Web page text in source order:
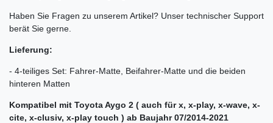
Haben Sie Fragen zu unserem Artikel? Unser technischer Support
berät Sie gerne.
Lieferung:
- 4-teiliges Set: Fahrer-Matte, Beifahrer-Matte und die beiden
hinteren Matten
Kompatibel mit Toyota Aygo 2 ( auch für x, x-play, x-wave, x-
cite, x-clusiv, x-play touch ) ab Baujahr 07/2014-2021